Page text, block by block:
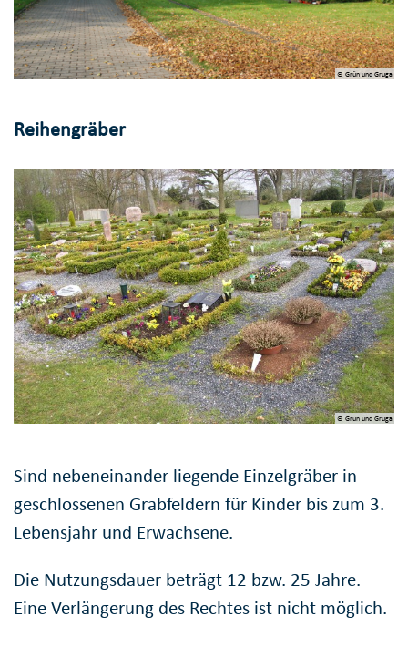
© Grün und Gruga
Reihengräber
© Grün und Gruga
Sind nebeneinander liegende Einzelgräber in
geschlossenen Grabfeldern für Kinder bis zum 3.
Lebensjahr und Erwachsene.
Die Nutzungsdauer beträgt 12 bzw. 25 Jahre.
Eine Verlängerung des Rechtes ist nicht möglich.